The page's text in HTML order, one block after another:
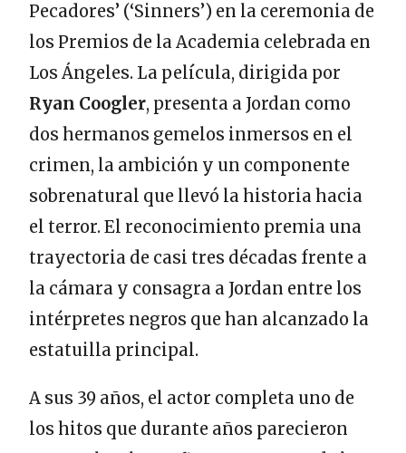
Pecadores’ (‘Sinners’) en la ceremonia de
los Premios de la Academia celebrada en
Los Ángeles. La película, dirigida por
Ryan Coogler, presenta a Jordan como
dos hermanos gemelos inmersos en el
crimen, la ambición y un componente
sobrenatural que llevó la historia hacia
el terror. El reconocimiento premia una
trayectoria de casi tres décadas frente a
la cámara y consagra a Jordan entre los
intérpretes negros que han alcanzado la
estatuilla principal.
A sus 39 años, el actor completa uno de
los hitos que durante años parecieron